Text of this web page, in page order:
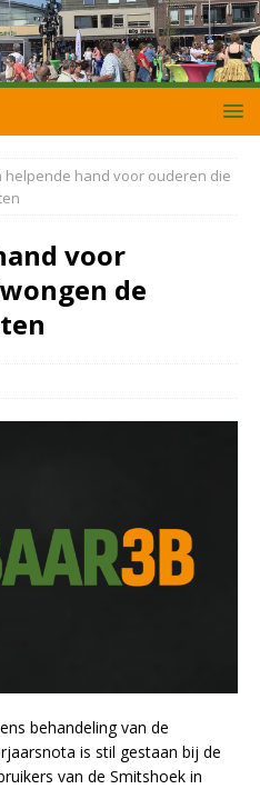
helpende hand voor ouderen die
voor
de
behandeling van de
is stil gestaan bij de
van de Smitshoek in